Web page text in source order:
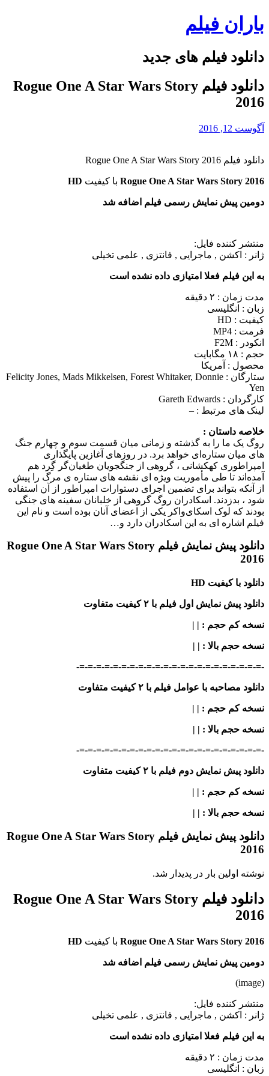
Skip
to
content
باران فیلم
دانلود فیلم های جدید
دانلود فیلم Rogue One A Star Wars Story
2016
آگوست 12, 2016
دانلود فیلم Rogue One A Star Wars Story 2016
Rogue One A Star Wars Story 2016 با کیفیت HD
دومین پیش نمایش رسمی فیلم اضافه شد
منتشر کننده فایل:
ژانر : اکشن , ماجرایی , فانتزی , علمی تخیلی
به این فیلم فعلا امتیازی داده نشده است
مدت زمان : ۲ دقیقه
زبان : انگلیسی
کیفیت : HD
فرمت : MP4
انکودر : F2M
حجم : ۱۸ مگابایت
محصول : آمریکا
ستارگان : Felicity Jones, Mads Mikkelsen, Forest Whitaker, Donnie
Yen
کارگردان : Gareth Edwards
لینک های مرتبط : –
خلاصه داستان :
روگ یک ما را به گذشته و زمانی میان قسمت سوم و چهارم جنگ‌
های میان ستاره‌ای خواهد برد. در روزهای آغازین پایگذاری
امپراطوری کهکشانی ، گروهی از جنگجویان طغیان‌گر گِرد هم
آمده‌اند تا طی مأموریت ویژه‌ ای نقشه‌ های ستاره‌ ی مرگ را پیش‌
از آنکه بتواند برای تضمین اجرای دستوارات امپراطور از آن استفاده
شود ، بدزدند. اسکادران روگ گروهی از خلبانان سفینه‌ های جنگی
بودند که لوک اسکای‌واکر یکی از اعضای آنان بوده است و نام این
فیلم اشاره‌ ای به این اسکادران دارد و…
دانلود پیش نمایش فیلم Rogue One A Star Wars Story
2016
دانلود با کیفیت HD
دانلود پیش نمایش اول فیلم با ۲ کیفیت متفاوت
نسخه کم حجم : | |
نسخه حجم بالا : | |
-=-=-=-=-=-=-=-=-=-=-=-=-=-=-=-=-=-=-=-=-=-=-
دانلود مصاحبه با عوامل فیلم با ۲ کیفیت متفاوت
نسخه کم حجم : | |
نسخه حجم بالا : | |
-=-=-=-=-=-=-=-=-=-=-=-=-=-=-=-=-=-=-=-=-=-=-
دانلود پیش نمایش دوم فیلم با ۲ کیفیت متفاوت
نسخه کم حجم : | |
نسخه حجم بالا : | |
دانلود پیش نمایش فیلم Rogue One A Star Wars Story
2016
نوشته اولین بار در پدیدار شد.
دانلود فیلم Rogue One A Star Wars Story
2016
Rogue One A Star Wars Story 2016 با کیفیت HD
دومین پیش نمایش رسمی فیلم اضافه شد
(image)
منتشر کننده فایل:
ژانر : اکشن , ماجرایی , فانتزی , علمی تخیلی
به این فیلم فعلا امتیازی داده نشده است
مدت زمان : ۲ دقیقه
زبان : انگلیسی